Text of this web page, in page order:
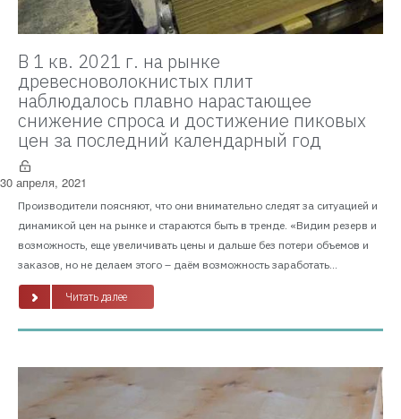
В 1 кв. 2021 г. на рынке
древесноволокнистых плит
наблюдалось плавно нарастающее
снижение спроса и достижение пиковых
цен за последний календарный год
30 апреля, 2021
Производители поясняют, что они внимательно следят за ситуацией и
динамикой цен на рынке и стараются быть в тренде. «Видим резерв и
возможность, еще увеличивать цены и дальше без потери объемов и
заказов, но не делаем этого – даём возможность заработать...
Читать далее